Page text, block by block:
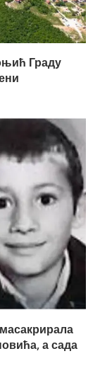
Граду
а сада